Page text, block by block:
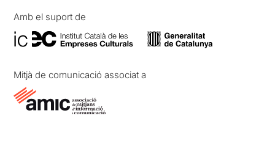
Amb el suport de
Mitjà de comunicació associat a